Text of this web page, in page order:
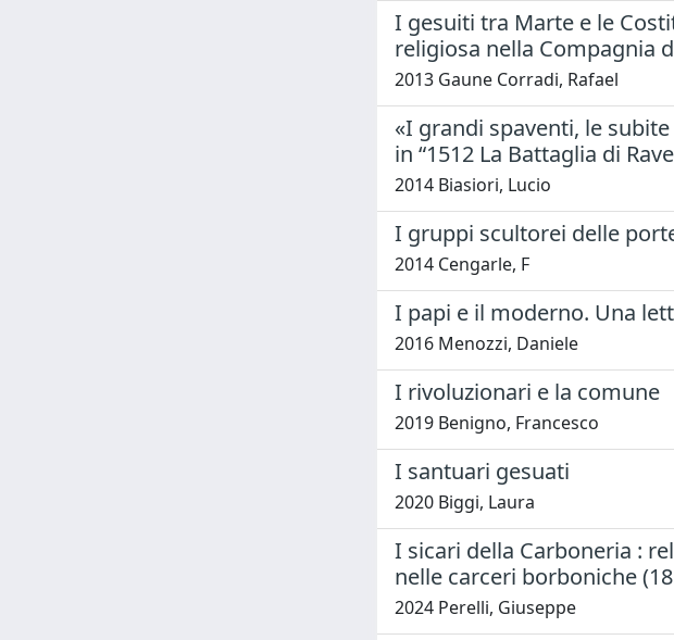
I gesuiti tra Marte e le
religiosa nella Compagnia
2013 Gaune Corradi, Rafael
«I grandi spaventi, le
in “1512 La Battaglia di
2014 Biasiori, Lucio
I gruppi scultorei delle
2014 Cengarle, F
I papi e il moderno. Una
2016 Menozzi, Daniele
I rivoluzionari e la comune
2019 Benigno, Francesco
I santuari gesuati
2020 Biggi, Laura
I sicari della Carboneria :
nelle carceri borboniche
2024 Perelli, Giuseppe